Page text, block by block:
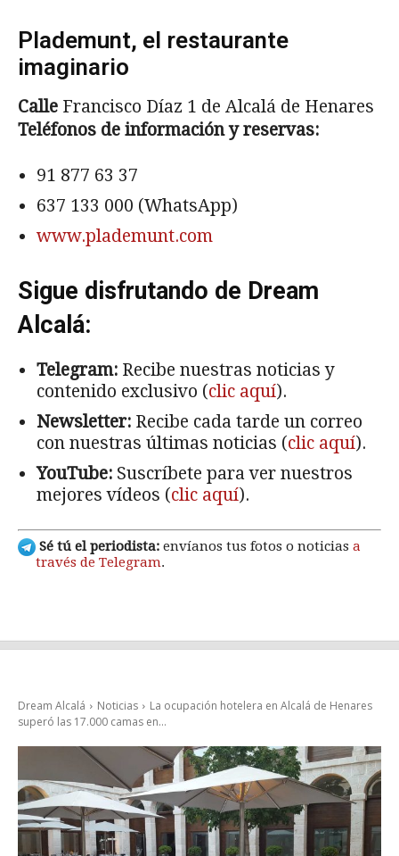
Plademunt, el restaurante
imaginario
Calle Francisco Díaz 1 de Alcalá de Henares
Teléfonos de información y reservas:
91 877 63 37
637 133 000 (WhatsApp)
www.plademunt.com
Sigue disfrutando de Dream
Alcalá:
Telegram: Recibe nuestras noticias y
contenido exclusivo (clic aquí).
Newsletter: Recibe cada tarde un correo
con nuestras últimas noticias (clic aquí).
YouTube: Suscríbete para ver nuestros
mejores vídeos (clic aquí).
Sé tú el periodista: envíanos tus fotos o noticias a
través de Telegram.